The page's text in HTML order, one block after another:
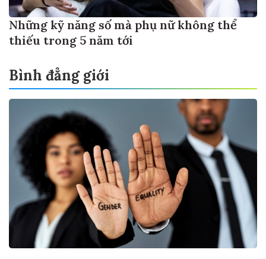
Những kỹ năng số mà phụ nữ không thể
thiếu trong 5 năm tới
Bình đẳng giới